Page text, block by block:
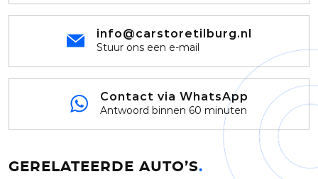
info@carstoretilburg.nl
Stuur ons een e-mail
Contact via WhatsApp
Antwoord binnen 60 minuten
GERELATEERDE AUTO’S.